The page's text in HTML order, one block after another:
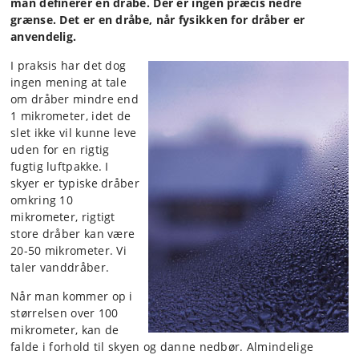
grænse. Det er en dråbe, når fysikken for dråber er
anvendelig.
I praksis har det dog
ingen mening at tale
om dråber mindre end
1 mikrometer, idet de
slet ikke vil kunne leve
uden for en rigtig
fugtig luftpakke. I
skyer er typiske dråber
omkring 10
mikrometer, rigtigt
store dråber kan være
20-50 mikrometer. Vi
taler vanddråber.
Når man kommer op i
størrelsen over 100
mikrometer, kan de
falde i forhold til skyen og danne nedbør. Almindelige